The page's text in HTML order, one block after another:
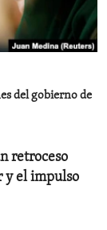
del gobierno de
retroceso
y el impulso